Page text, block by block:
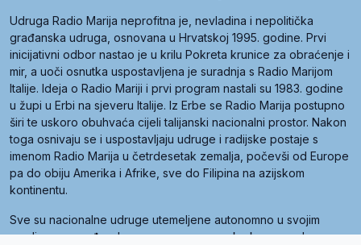
Udruga Radio Marija neprofitna je, nevladina i nepolitička
građanska udruga, osnovana u Hrvatskoj 1995. godine. Prvi
inicijativni odbor nastao je u krilu Pokreta krunice za obraćenje i
mir, a uoči osnutka uspostavljena je suradnja s Radio Marijom
Italije. Ideja o Radio Mariji i prvi program nastali su 1983. godine
u župi u Erbi na sjeveru Italije. Iz Erbe se Radio Marija postupno
širi te uskoro obuhvaća cijeli talijanski nacionalni prostor. Nakon
toga osnivaju se i uspostavljaju udruge i radijske postaje s
imenom Radio Marija u četrdesetak zemalja, počevši od Europe
pa do obiju Amerika i Afrike, sve do Filipina na azijskom
kontinentu.
Sve su nacionalne udruge utemeljene autonomno u svojim
zemljama, a međusobna su povezane preko krovne udruge